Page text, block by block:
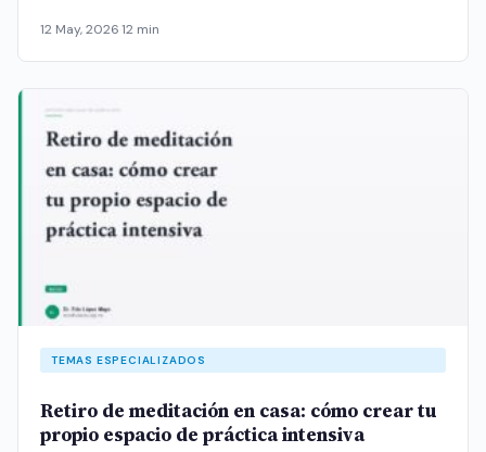
12 May, 202612 min
TEMAS ESPECIALIZADOS
Retiro de meditación en casa: cómo crear tu
propio espacio de práctica intensiva